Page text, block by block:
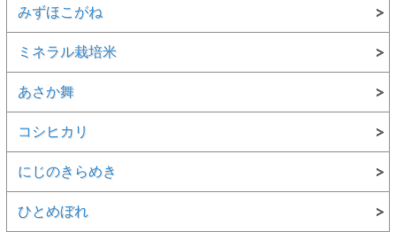
みずほこがね
ミネラル栽培米
あさか舞
コシヒカリ
にじのきらめき
ひとめぼれ